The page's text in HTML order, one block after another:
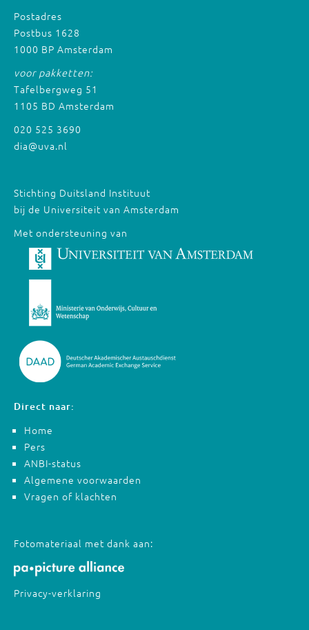
Postadres
Postbus 1628
1000 BP Amsterdam
voor pakketten:
Tafelbergweg 51
1105 BD Amsterdam
020 525 3690
dia@uva.nl
Stichting Duitsland Instituut
bij de Universiteit van Amsterdam
Met ondersteuning van
Direct naar:
Home
Pers
ANBI-status
Algemene voorwaarden
Vragen of klachten
Fotomateriaal met dank aan:
Privacy-verklaring